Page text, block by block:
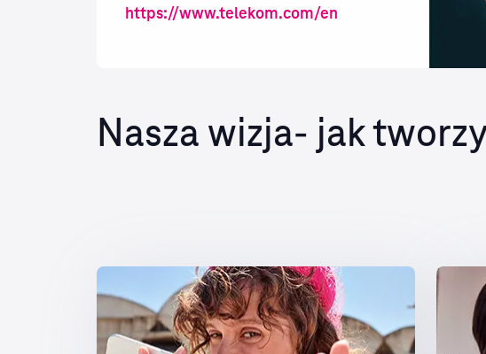
https://www.telekom.com/en
Nasza wizja- jak